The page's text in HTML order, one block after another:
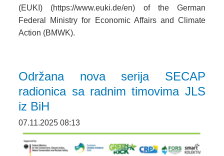
(EUKI) (https://www.euki.de/en) of the German
Federal Ministry for Economic Affairs and Climate
Action (BMWK).
Održana nova serija SECAP
radionica sa radnim timovima JLS
iz BiH
07.11.2025 08:13